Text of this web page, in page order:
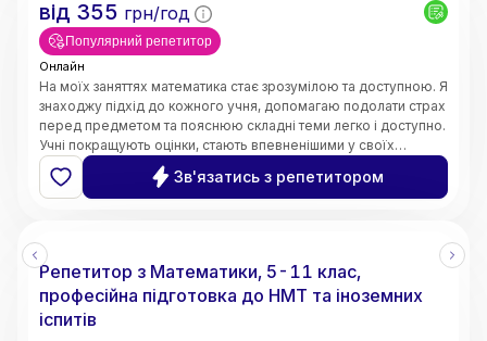
від 355 грн/год
Популярний репетитор
Онлайн
На моїх заняттях математика стає зрозумілою та доступною. Я
знаходжу підхід до кожного учня, допомагаю подолати страх
перед предметом та пояснюю складні теми легко і доступно.
Учні покращують оцінки, стають впевненішими у своїх
знаннях і починають розуміти математику, а не просто
заучувати.
Зв'язатись з репетитором
Репетитор з Математики, 5-11 клас,
професійна підготовка до НМТ та іноземних
іспитів